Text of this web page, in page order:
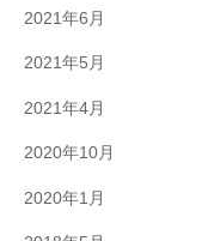
2021年6月
2021年5月
2021年4月
2020年10月
2020年1月